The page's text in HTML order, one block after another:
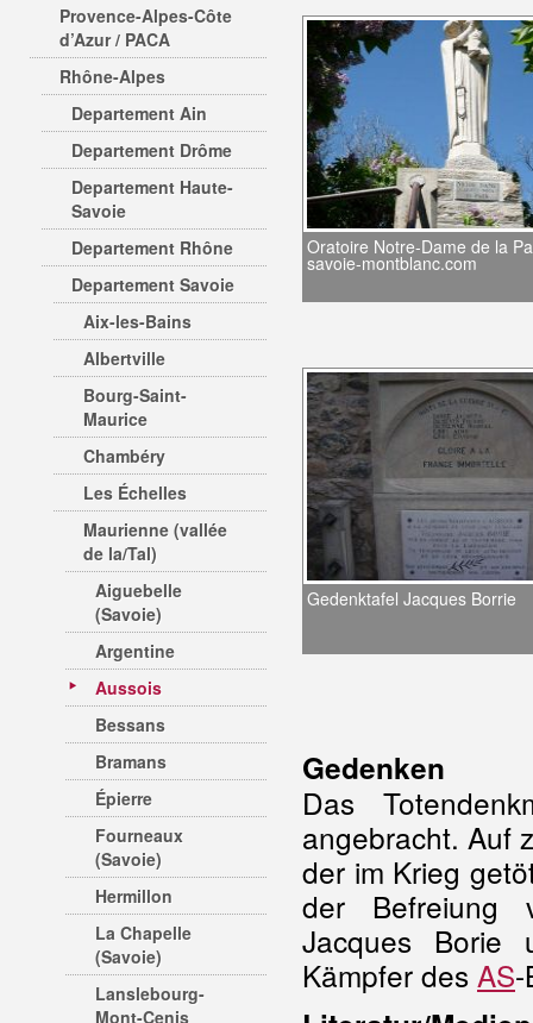
Provence-Alpes-Côte
d’Azur / PACA
Rhône-Alpes
Departement Ain
Departement Drôme
Departement Haute-
Savoie
Departement Rhône
Departement Savoie
Aix-les-Bains
Albertville
Bourg-Saint-
Maurice
Chambéry
Les Échelles
Maurienne (vallée
de la/Tal)
Aiguebelle
(Savoie)
Argentine
Aussois
Bessans
Bramans
Épierre
Fourneaux
(Savoie)
Hermillon
La Chapelle
(Savoie)
Lanslebourg-
Mont-Cenis
Oratoire Notre-Dame de la
savoie-montblanc.com
Gedenktafel Jacques Borrie
Gedenken
Das
angebracht. Auf
der im Krieg
der Befreiung
Jacques Borie
Kämpfer des AS